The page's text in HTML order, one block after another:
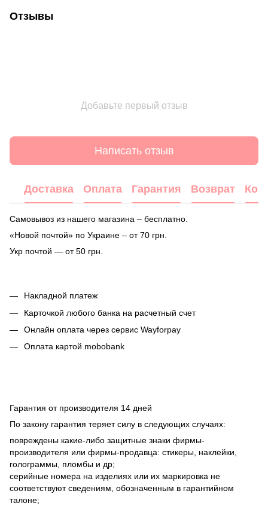
Отзывы
Добавьте первый отзыв
Написать отзыв
Доставка Оплата Гарантия Возврат
Самовывоз из нашего магазина – бесплатно.
«Новой почтой» по Украине – от 70 грн.
Укр почтой — от 50 грн.
Накладной платеж
Карточкой любого банка на расчетный счет
Онлайн оплата через сервис Wayforpay
Оплата картой mobobank
Гарантия от производителя 14 дней
По закону гарантия теряет силу в следующих случаях:
повреждены какие-либо защитные знаки фирмы-
производителя или фирмы-продавца: стикеры, наклейки,
голограммы, пломбы и др;
серийные номера на изделиях или их маркировка не
соответствуют сведениям, обозначенным в гарантийном
талоне;